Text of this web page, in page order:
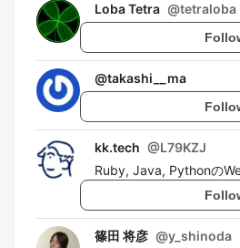
Loba Tetra @tetraloba
@takashi__ma
kk.tech @L79KZJ
Ruby, Java, Pythonの
篠田 将彦 @y_shinoda